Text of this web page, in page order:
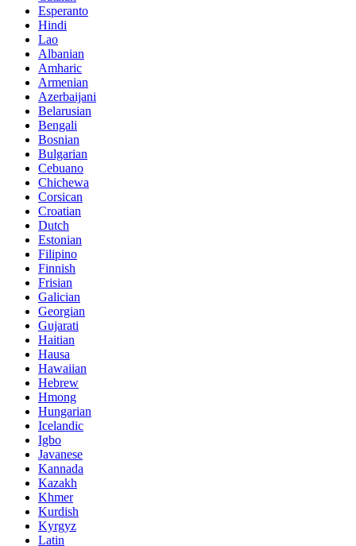
Esperanto
Hindi
Lao
Albanian
Amharic
Armenian
Azerbaijani
Belarusian
Bengali
Bosnian
Bulgarian
Cebuano
Chichewa
Corsican
Croatian
Dutch
Estonian
Filipino
Finnish
Frisian
Galician
Georgian
Gujarati
Haitian
Hausa
Hawaiian
Hebrew
Hmong
Hungarian
Icelandic
Igbo
Javanese
Kannada
Kazakh
Khmer
Kurdish
Kyrgyz
Latin